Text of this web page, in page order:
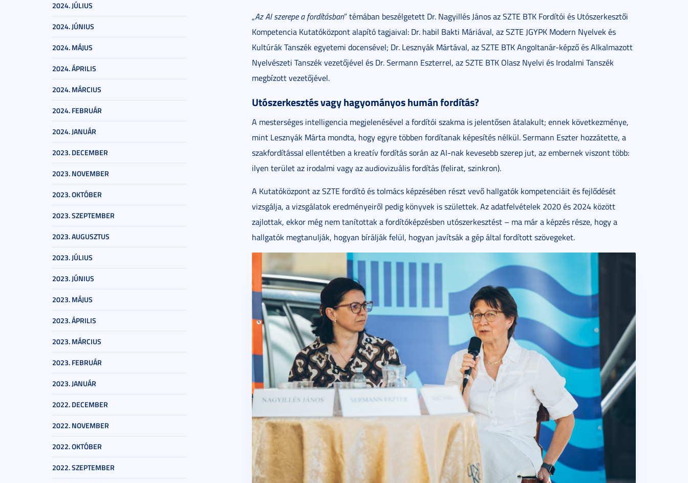
2024. JÚLIUS
2024. JÚNIUS
2024. MÁJUS
2024. ÁPRILIS
2024. MÁRCIUS
2024. FEBRUÁR
2024. JANUÁR
2023. DECEMBER
2023. NOVEMBER
2023. OKTÓBER
2023. SZEPTEMBER
2023. AUGUSZTUS
2023. JÚLIUS
2023. JÚNIUS
2023. MÁJUS
2023. ÁPRILIS
2023. MÁRCIUS
2023. FEBRUÁR
2023. JANUÁR
2022. DECEMBER
2022. NOVEMBER
2022. OKTÓBER
2022. SZEPTEMBER
„Az AI szerepe a fordításban” témában beszélgetett Dr. Nagyillés János az SZTE BTK Fordítói és Utószerkesztői
Kompetencia Kutatóközpont alapító tagjaival: Dr. habil Bakti Máriával, az SZTE JGYPK Modern Nyelvek és
Kultúrák Tanszék egyetemi docensével; Dr. Lesznyák Mártával, az SZTE BTK Angoltanár-képző és Alkalmazott
Nyelvészeti Tanszék vezetőjével és Dr. Sermann Eszterrel, az SZTE BTK Olasz Nyelvi és Irodalmi Tanszék
megbízott vezetőjével.
Utószerkesztés vagy hagyományos humán fordítás?
A mesterséges intelligencia megjelenésével a fordítói szakma is jelentősen átalakult; ennek következménye,
mint Lesznyák Márta mondta, hogy egyre többen fordítanak képesítés nélkül. Sermann Eszter hozzátette, a
szakfordítással ellentétben a kreatív fordítás során az AI-nak kevesebb szerep jut, az embernek viszont több:
ilyen terület az irodalmi vagy az audiovizuális fordítás (felirat, szinkron).
A Kutatóközpont az SZTE fordító és tolmács képzésében részt vevő hallgatók kompetenciáit és fejlődését
vizsgálja, a vizsgálatok eredményeiről pedig könyvek is születtek. Az adatfelvételek 2020 és 2024 között
zajlottak, ekkor még nem tanítottak a fordítóképzésben utószerkesztést – ma már a képzés része, hogy a
hallgatók megtanulják, hogyan bírálják felül, hogyan javítsák a gép által fordított szövegeket.